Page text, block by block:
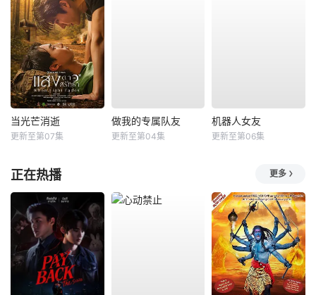
当光芒消逝
更新至第07集
做我的专属队友
更新至第04集
机器人女友
更新至第06集
正在热播 更多